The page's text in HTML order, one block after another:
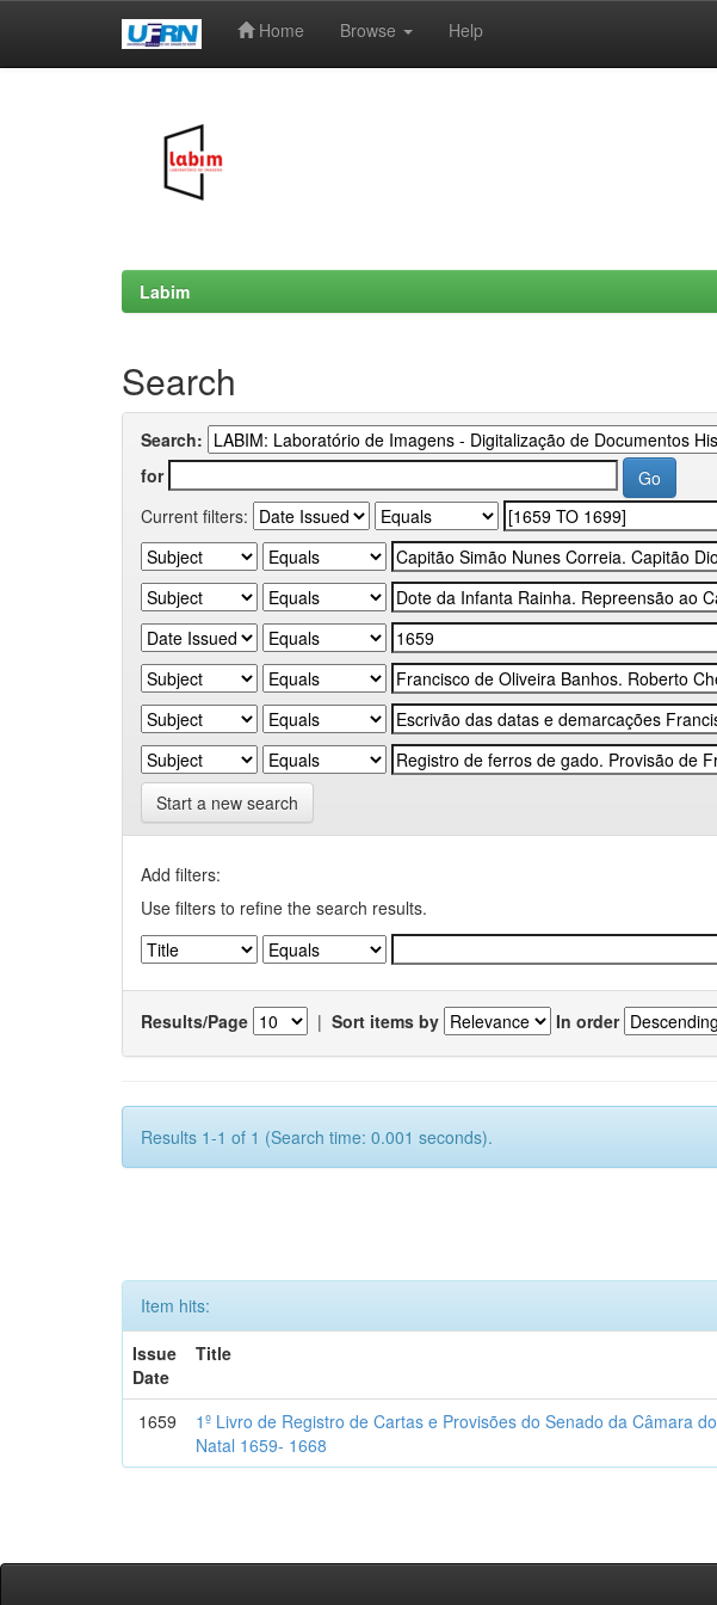
Home Browse Help
Labim
Search
Search:
for
Current filters:
Start a new search
Add filters:
Use filters to refine the search results.
Results/Page | Sort items by In order
Results 1-1 of 1 (Search time: 0.001 seconds).
Item hits:
Issue
Date
Title
1659
1º Livro de Registro de Cartas e Provisões do Senado da Câmara do
Natal 1659- 1668